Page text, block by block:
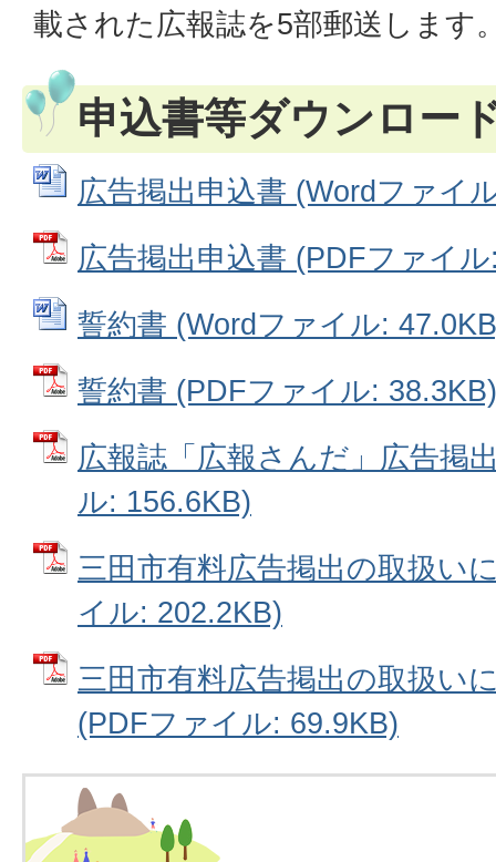
載された広報誌を5部郵送します
申込書等ダウンロー
広告掲出申込書 (Wordファイ
広告掲出申込書 (PDFファイ
誓約書 (Wordファイル:
誓約書 (PDFファイル: 38.3KB)
広報誌「広報さんだ」広告掲
ル: 156.6KB)
三田市有料広告掲出の取扱い
イル: 202.2KB)
三田市有料広告掲出の取扱い
(PDFファイル: 69.9KB)